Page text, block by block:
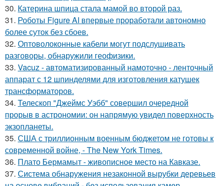
30. Катерина шпица стала мамой во второй раз.
31. Роботы Figure AI впервые проработали автономно
более суток без сбоев.
32. Оптоволоконные кабели могут подслушивать
разговоры, обнаружили геофизики.
33. Vacuz - автоматизированный намоточно - ленточный
аппарат с 12 шпинделями для изготовления катушек
трансформаторов.
34. Телескоп "Джеймс Уэбб" совершил очередной
прорыв в астрономии: он напрямую увидел поверхность
экзопланеты.
35. США с триллионным военным бюджетом не готовы к
современной войне, - The New York Times.
36. Плато Бермамыт - живописное место на Кавказе.
37. Система обнаружения незаконной вырубки деревьев